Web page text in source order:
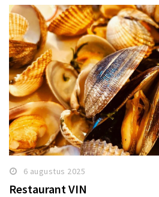
6 augustus 2025
Restaurant VIN